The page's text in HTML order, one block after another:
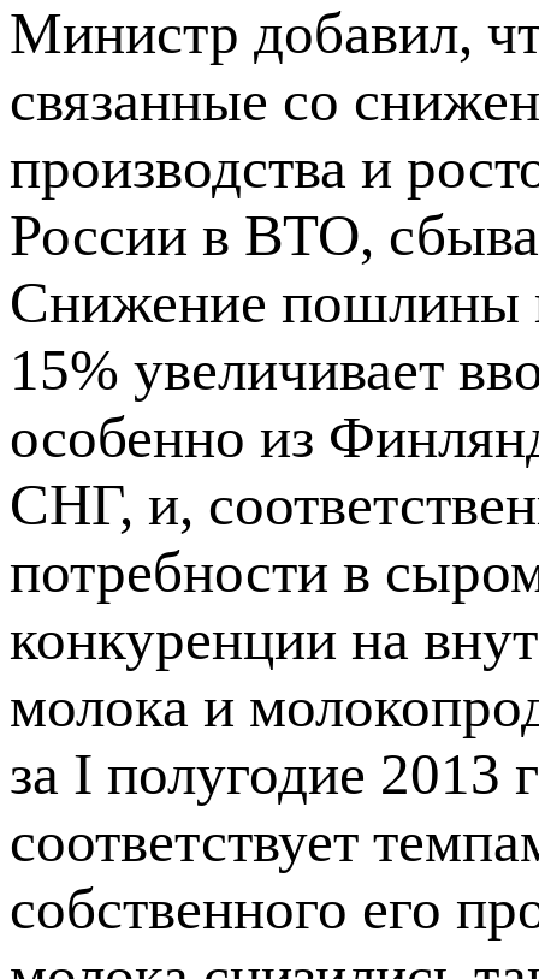
Министр добавил,
связанные со
производства и
России в ВТО,
Снижение пошлины
15% увеличивает
особенно из
СНГ, и,
потребности в
конкуренции на
молока и
за I полугодие 2013
соответствует
собственного его